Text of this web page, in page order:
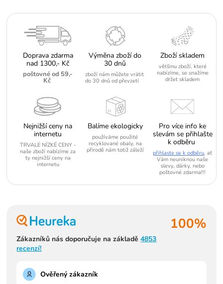
Doprava zdarma
nad 1300,- Kč
poštovné od 59,-
Kč
Výměna zboží do
30 dnů
zboží nám můžete vrátit
do 30 dnů od převzetí
Zboží skladem
většinu zboží, které
nabízíme, se snažíme
držet skladem
Nejnižší ceny na
internetu
TRVALE NÍZKÉ CENY -
naše zboží nabízíme za
ty nejnižší ceny na
internetu
Balíme ekologicky
používáme použité
recyklované obaly, na
přírodě nám totiž záleží
Pro více info ke
slevám se přihlašte
k odběru
přihlaste se k odběru, ať
Vám neuniknou naše
slevy, dárky, nebo
poštovné zdarma!!!
100%
Zákazníků nás doporučuje na základě4853
recenzí!
Ověřený zákazník